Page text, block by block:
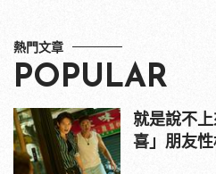
熱門文章
POPULAR
就是說不
喜」朋友